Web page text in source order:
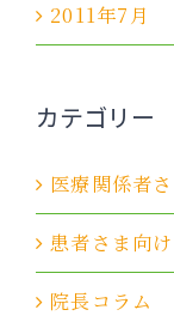
2011年7月
カテゴリー
医療関係者
患者さま向け
院長コラム